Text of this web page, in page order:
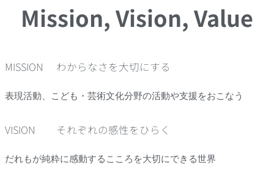
Mission, Vision, Value
MISSION わからなさを大切にする
表現活動、こども・芸術文化分野の活動や支援をおこなう
VISION それぞれの感性をひらく
だれもが純粋に感動するこころを大切にできる世界